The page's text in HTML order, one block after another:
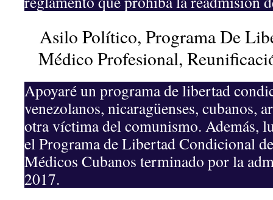
Asilo Político, Programa De
Médico Profesional,
Apoyaré un programa de libertad
venezolanos, nicaragüenses, cubanos,
otra víctima del comunismo. Además,
el Programa de Libertad Condicional
Médicos Cubanos terminado por la
2017.